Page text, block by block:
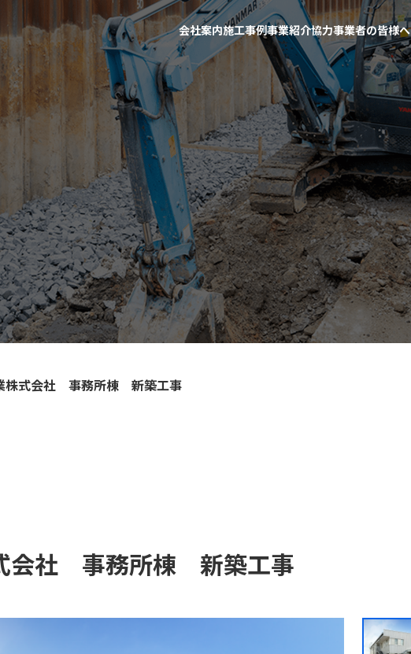
会社案内施工事例事業紹介協力事業者の皆様へ
株式会社 事務所棟 新築工事
会社 事務所棟 新築工事